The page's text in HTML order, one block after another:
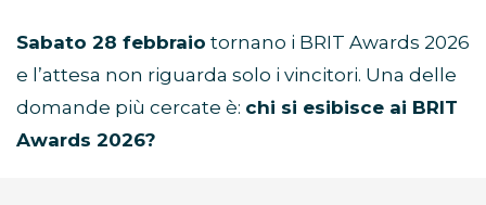
Sabato 28 febbraio tornano i BRIT Awards 2026
e l’attesa non riguarda solo i vincitori. Una delle
domande più cercate è: chi si esibisce ai BRIT
Awards 2026?